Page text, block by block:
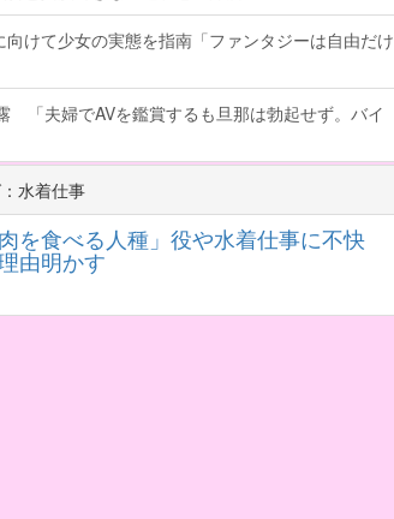
けて少女の実態を指南「ファンタジーは自由だけ
「夫婦でAVを鑑賞するも旦那は勃起せず。バイ
水着仕事
を食べる人種」役や水着仕事に不快
由明かす